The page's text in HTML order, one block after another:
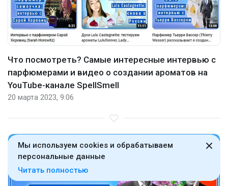
Мы используем cookies и обрабатываем
персональные данные
Читать полностью
Что посмотреть? Самые интересные интервью с
парфюмерами и видео о создании ароматов на
YouTube-канале SpellSmell
20 марта 2023, 9:06